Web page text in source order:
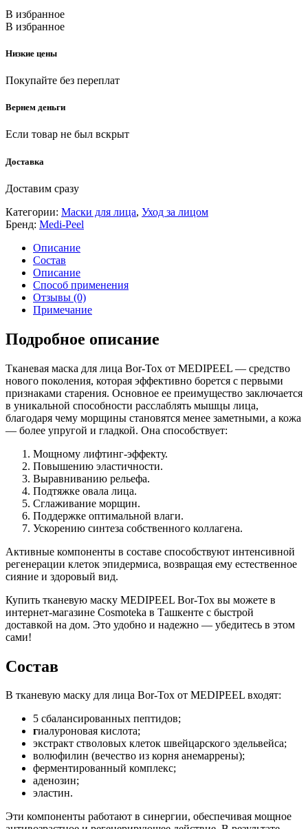
В избранное
В избранное
Низкие цены
Покупайте без переплат
Вернем деньги
Если товар не был вскрыт
Доставка
Доставим сразу
Категории: Маски для лица, Уход за лицом
Бренд: Medi-Peel
Описание
Состав
Описание
Способ применения
Отзывы (0)
Примечание
Подробное описание
Тканевая маска для лица Bor-Tox от MEDIPEEL — средство
нового поколения, которая эффективно борется с первыми
признаками старения. Основное ее преимущество заключается
в уникальной способности расслаблять мышцы лица,
благодаря чему морщины становятся менее заметными, а кожа
— более упругой и гладкой. Она способствует:
Мощному лифтинг-эффекту.
Повышению эластичности.
Выравниванию рельефа.
Подтяжке овала лица.
Сглаживание морщин.
Поддержке оптимальной влаги.
Ускорению синтеза собственного коллагена.
Активные компоненты в составе способствуют интенсивной
регенерации клеток эпидермиса, возвращая ему естественное
сияние и здоровый вид.
Купить тканевую маску MEDIPEEL Bor-Tox вы можете в
интернет-магазине Cosmoteka в Ташкенте с быстрой
доставкой на дом. Это удобно и надежно — убедитесь в этом
сами!
Состав
В тканевую маску для лица Bor-Tox от MEDIPEEL входят:
5 сбалансированных пептидов;
гиалуроновая кислота;
экстракт стволовых клеток швейцарского эдельвейса;
волюфилин (вечество из корня анемаррены);
ферментированный комплекс;
аденозин;
эластин.
Эти компоненты работают в синергии, обеспечивая мощное